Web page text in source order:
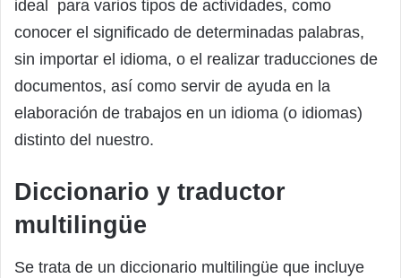
ideal para varios tipos de actividades, como
conocer el significado de determinadas palabras,
sin importar el idioma, o el realizar traducciones de
documentos, así como servir de ayuda en la
elaboración de trabajos en un idioma (o idiomas)
distinto del nuestro.
Diccionario y traductor
multilingüe
Se trata de un diccionario multilingüe que incluye